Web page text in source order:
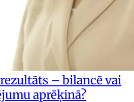
– bilancē vai
aprēķinā?